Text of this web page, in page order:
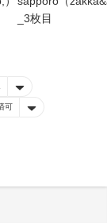
可